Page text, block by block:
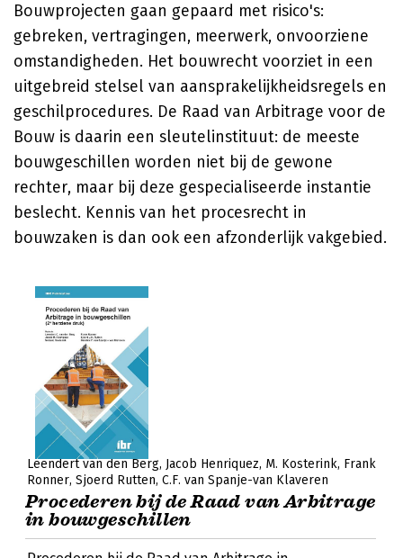
Bouwprojecten gaan gepaard met risico's:
gebreken, vertragingen, meerwerk, onvoorziene
omstandigheden. Het bouwrecht voorziet in een
uitgebreid stelsel van aansprakelijkheidsregels en
geschilprocedures. De Raad van Arbitrage voor de
Bouw is daarin een sleutelinstituut: de meeste
bouwgeschillen worden niet bij de gewone
rechter, maar bij deze gespecialiseerde instantie
beslecht. Kennis van het procesrecht in
bouwzaken is dan ook een afzonderlijk vakgebied.
Leendert van den Berg Jacob Henriquez M. Kosterink Frank
Ronner Sjoerd Rutten C.F. van Spanje-van Klaveren
Procederen bij de Raad van Arbitrage
in bouwgeschillen